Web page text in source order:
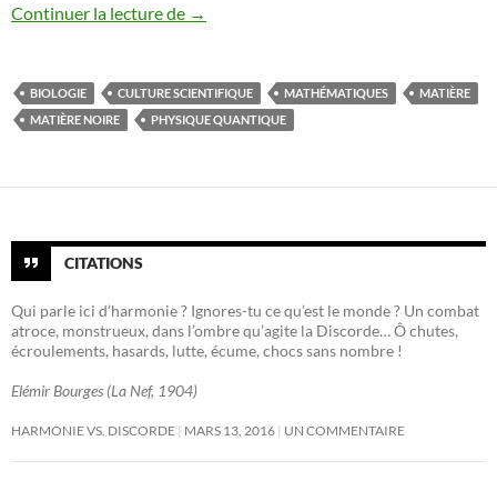
Continuer la lecture de Recension de livres scientifiques (6)
→
BIOLOGIE CULTURE SCIENTIFIQUE MATHÉMATIQUES
MATIÈRE
MATIÈRE NOIRE
PHYSIQUE QUANTIQUE
CITATIONS
Qui parle ici d’harmonie ? Ignores-tu ce qu’est le monde ? Un combat
atroce, monstrueux, dans l’ombre qu’agite la Discorde… Ô chutes,
écroulements, hasards, lutte, écume, chocs sans nombre !
Elémir Bourges (La Nef, 1904)
HARMONIE VS. DISCORDE MARS 13, 2016 UN COMMENTAIRE